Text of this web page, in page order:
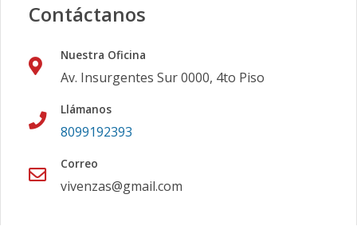
Contáctanos
Nuestra Oficina
Av. Insurgentes Sur 0000, 4to Piso
Llámanos
8099192393
Correo
vivenzas@gmail.com